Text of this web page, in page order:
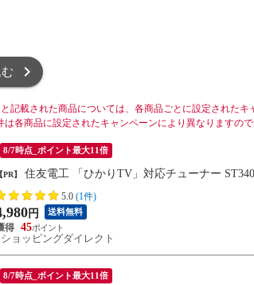
と記載された商品については、各商品ごとに設定された
は各商品に設定されたキャンペーンにより異なりますの
8/7時点_ポイント最大11倍
【PR】 住友電工 「ひかりTV」対応チューナー
5.0 (1件)
円 送料無料
45
ョッピングダイレクト
8/7時点_ポイント最大11倍